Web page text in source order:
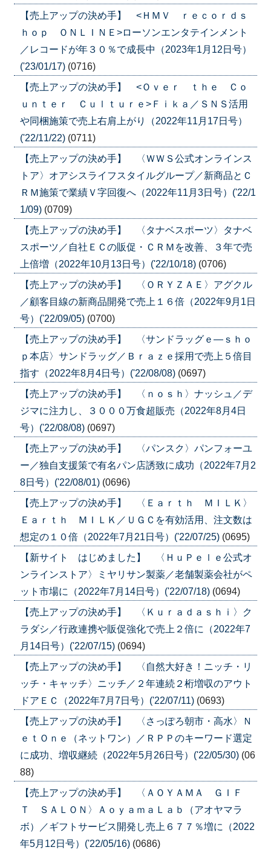
【売上アップの決め手】 <ＨＭＶ ｒｅｃｏｒｄｓ
ｈｏｐ ＯＮＬＩＮＥ>ローソンエンタテインメント
／レコードが年３０％で成長中（2023年1月12日号）
('23/01/17) (0716)
【売上アップの決め手】 <Ｏｖｅｒ ｔｈｅ Ｃｏ
ｕｎｔｅｒ Ｃｕｌｔｕｒｅ>Ｆｉｋａ／ＳＮＳ活用
や同梱施策で売上右肩上がり（2022年11月17日号）
('22/11/22) (0711)
【売上アップの決め手】 〈ＷＷＳ公式オンラインス
トア〉オアシスライフスタイルグループ／新商品とＣ
ＲＭ施策で業績Ｖ字回復へ（2022年11月3日号）('22/1
1/09) (0709)
【売上アップの決め手】 〈タナベスポーツ〉タナベ
スポーツ／自社ＥＣの販促・ＣＲＭを改善、３年で売
上倍増（2022年10月13日号）('22/10/18) (0706)
【売上アップの決め手】 〈ＯＲＹＺＡＥ〉アグクル
／顧客目線の新商品開発で売上１６倍（2022年9月1日
号）('22/09/05) (0700)
【売上アップの決め手】 〈サンドラッグｅ―ｓｈｏ
ｐ本店〉サンドラッグ／Ｂｒａｚｅ採用で売上５倍目
指す（2022年8月4日号）('22/08/08) (0697)
【売上アップの決め手】 〈ｎｏｓｈ〉ナッシュ／デ
ジマに注力し、３０００万食超販売（2022年8月4日
号）('22/08/08) (0697)
【売上アップの決め手】 〈パンスク〉パンフォーユ
ー／独自支援策で有名パン店誘致に成功（2022年7月2
8日号）('22/08/01) (0696)
【売上アップの決め手】 〈Ｅａｒｔｈ ＭＩＬＫ〉
Ｅａｒｔｈ ＭＩＬＫ／ＵＧＣを有効活用、注文数は
想定の１０倍（2022年7月21日号）('22/07/25) (0695)
【新サイト はじめました】 〈ＨｕＰｅｌｅ公式オ
ンラインストア〉ミヤリサン製薬／老舗製薬会社がペ
ット市場に（2022年7月14日号）('22/07/18) (0694)
【売上アップの決め手】 〈Ｋｕｒａｄａｓｈｉ〉ク
ラダシ／行政連携や販促強化で売上２倍に（2022年7
月14日号）('22/07/15) (0694)
【売上アップの決め手】 〈自然大好き！ニッチ・リ
ッチ・キャッチ〉ニッチ／２年連続２桁増収のアウト
ドアＥＣ（2022年7月7日号）('22/07/11) (0693)
【売上アップの決め手】 〈さっぽろ朝市・高水〉Ｎ
ｅｔＯｎｅ（ネットワン）／ＲＰＰのキーワード選定
に成功、増収継続（2022年5月26日号）('22/05/30) (06
88)
【売上アップの決め手】 〈ＡＯＹＡＭＡ ＧＩＦ
Ｔ ＳＡＬＯＮ〉ＡｏｙａｍａＬａｂ（アオヤマラ
ボ）／ギフトサービス開発し売上６７７％増に（2022
年5月12日号）('22/05/16) (0686)